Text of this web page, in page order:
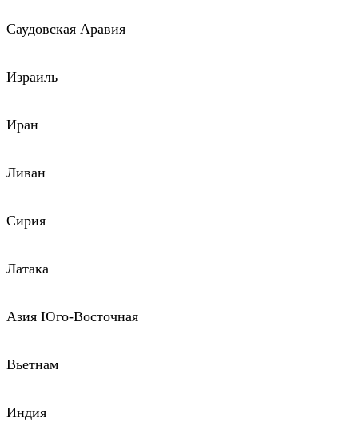
Саудовская Аравия
Израиль
Иран
Ливан
Сирия
Латака
Азия Юго-Восточная
Вьетнам
Индия